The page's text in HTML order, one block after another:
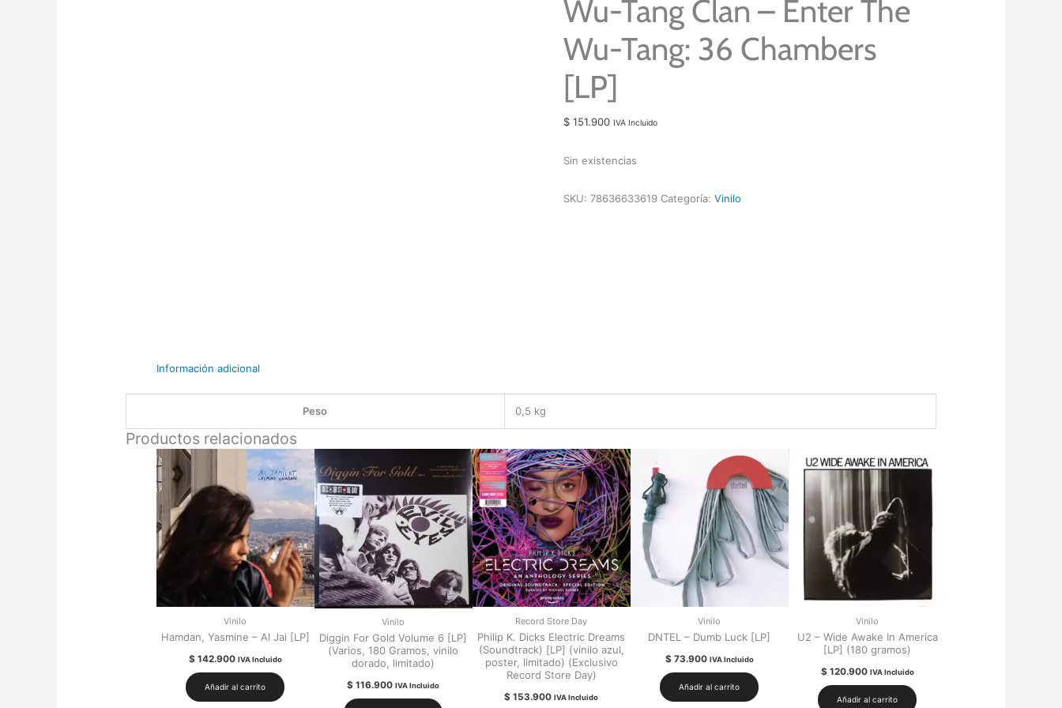
Wu-Tang Clan – Enter The
Wu-Tang: 36 Chambers
[LP]
$ 151.900 IVA Incluido
Sin existencias
SKU:78636633619 Categoría:Vinilo
Información adicional
Peso 0,5 kg
Productos relacionados
Vinilo
Hamdan, Yasmine – Al Jai [LP]
$142.900 IVA Incluido
Añadir al carrito
Vinilo
Diggin For Gold Volume 6 [LP]
(Varios, 180 Gramos, vinilo
dorado, limitado)
$ 116.900 IVA Incluido
Record Store Day
Philip K. Dicks Electric Dreams
(Soundtrack) [LP] (vinilo azul,
poster, limitado) (Exclusivo
Record Store Day)
$ 153.900 IVA Incluido
Vinilo
DNTEL – Dumb Luck [LP]
$73.900 IVA Incluido
Añadir al carrito
Vinilo
U2 – Wide Awake In America
[LP] (180 gramos)
$120.900 IVA Incluido
Añadir al carrito